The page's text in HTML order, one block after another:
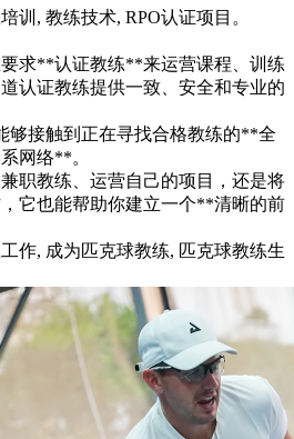
训, 教练技术, RPO认证项目。
求**认证教练**来运营课程、训练
认证教练提供一致、安全和专业的
够接触到正在寻找合格教练的**全
网络**。
职教练、运营自己的项目，还是将
它也能帮助你建立一个**清晰的前
作, 成为匹克球教练, 匹克球教练生